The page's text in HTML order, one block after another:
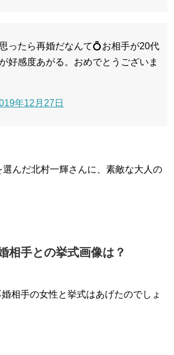
ったら再婚だなんて💍お相手が20代
好感度あがる。おめでとうございま
年12月27日
んだ北村一輝さんに、素敵な大人の
相手との挙式画像は？
相手の女性と挙式はあげたのでしょ